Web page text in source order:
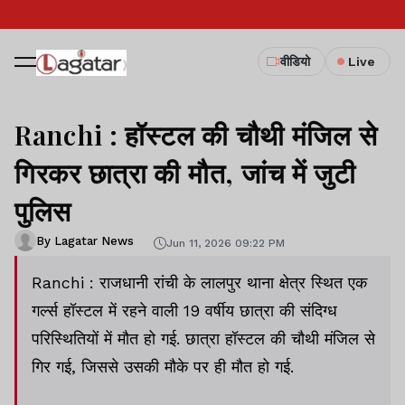
वीडियो Live
Ranchi : हॉस्टल की चौथी मंजिल से
गिरकर छात्रा की मौत, जांच में जुटी
पुलिस
By Lagatar News Jun 11, 2026 09:22 PM
Ranchi : राजधानी रांची के लालपुर थाना क्षेत्र स्थित एक
गर्ल्स हॉस्टल में रहने वाली 19 वर्षीय छात्रा की संदिग्ध
परिस्थितियों में मौत हो गई. छात्रा हॉस्टल की चौथी मंजिल से
गिर गई, जिससे उसकी मौके पर ही मौत हो गई.